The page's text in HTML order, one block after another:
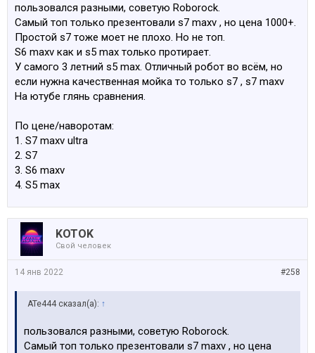
пользовался разными, советую Roborock.
Самый топ только презентовали s7 maxv , но цена 1000+.
Простой s7 тоже моет не плохо. Но не топ.
S6 maxv как и s5 max только протирает.
У самого 3 летний s5 max. Отличный робот во всём, но
если нужна качественная мойка то только s7 , s7 maxv
На ютубе глянь сравнения.
По цене/наворотам:
1. S7 maxv ultra
2. S7
3. S6 maxv
4. S5 max
KOTOK
Свой человек
#258
14 янв 2022
ATe444 сказал(а): ↑
пользовался разными, советую Roborock.
Самый топ только презентовали s7 maxv , но цена